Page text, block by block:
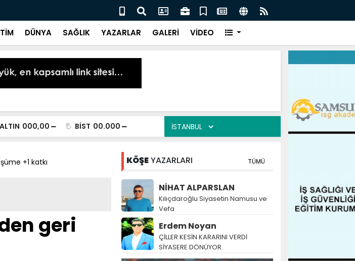
Başkan Kurnaz: İlkadım’da Gönüllere Dokunuyoruz
DÜNYA SAĞLIK YAZARLAR GALERİ VİDEO
ALTIN 000,00 BİST 00.000
+1 katkı
geri
KÖŞEYAZARLARI TÜMÜ
NİHAT ALPARSLAN
Kılıçdaroğlu Siyasetin Namusu ve
Vefa
Erdem Noyan
ÇİLLER KESİN KARARINI VERDİ
SİYASERE DÖNÜYOR.